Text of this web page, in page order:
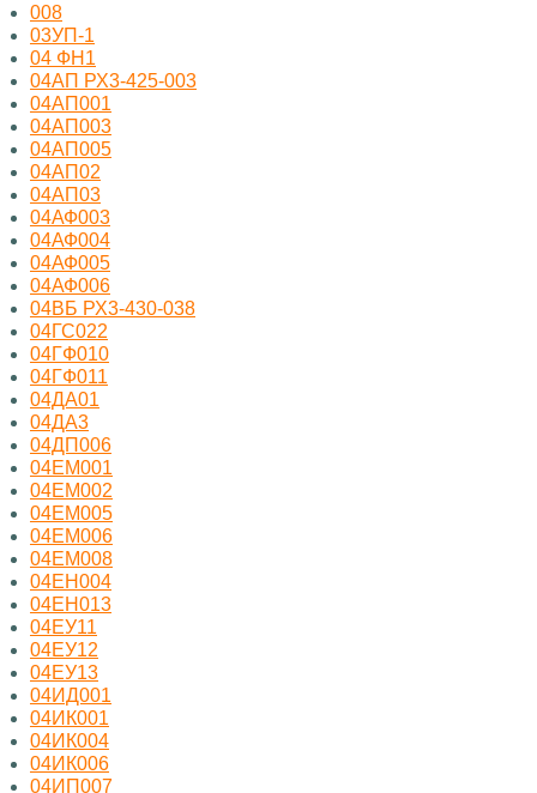
008
03УП-1
04 ФН1
04АП РХ3-425-003
04АП001
04АП003
04АП005
04АП02
04АП03
04АФ003
04АФ004
04АФ005
04АФ006
04ВБ РХ3-430-038
04ГС022
04ГФ010
04ГФ011
04ДА01
04ДА3
04ДП006
04ЕМ001
04ЕМ002
04ЕМ005
04ЕМ006
04ЕМ008
04ЕН004
04ЕН013
04ЕУ11
04ЕУ12
04ЕУ13
04ИД001
04ИК001
04ИК004
04ИК006
04ИП007